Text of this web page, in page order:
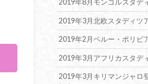
2019年8月モンゴルスタデ
2019年3月北欧スタディツ
2019年2月ペルー・ボリビ
2019年3月アフリカスタデ
2019年3月キリマンジャロ